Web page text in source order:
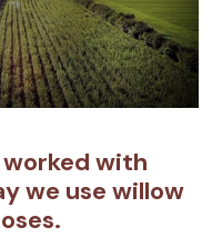
worked with
we use willow